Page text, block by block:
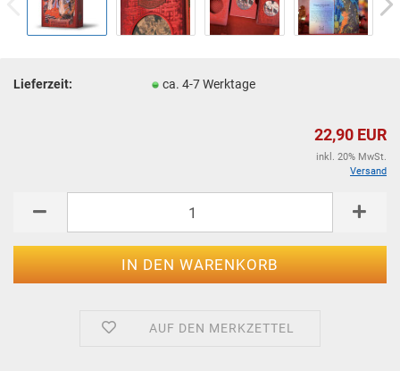
Lieferzeit: ca. 4-7 Werktage
22,90 EUR
inkl. 20% MwSt.
Versand
AUF DEN MERKZETTEL